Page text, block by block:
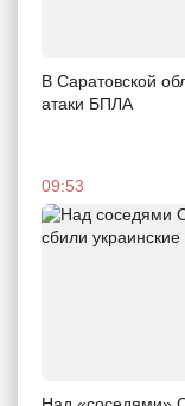
В Саратовской
атаки БПЛА
09:53